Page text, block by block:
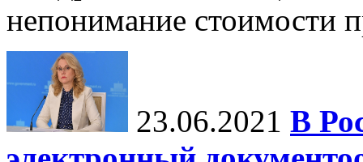
непонимание стоимости
23.06.2021 В